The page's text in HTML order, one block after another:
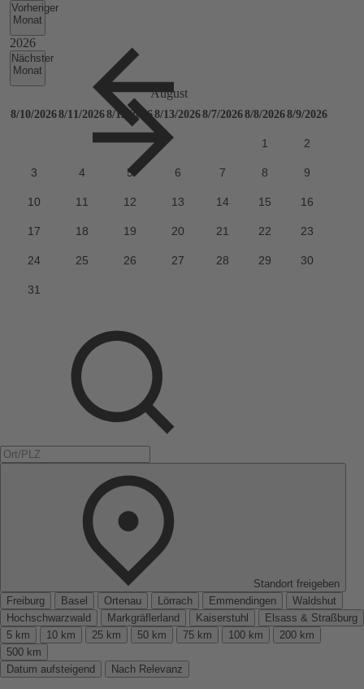
Vorheriger
Monat
Nächster
Monat
Standort freigeben
Freiburg
Basel Ortenau Lörrach Emmendingen
Waldshut
Hochschwarzwald
Markgräflerland Kaiserstuhl
Elsass & Straßburg
5 km
10 km 25 km 50 km 75 km 100 km
200 km
500 km
Datum aufsteigend
Nach Relevanz